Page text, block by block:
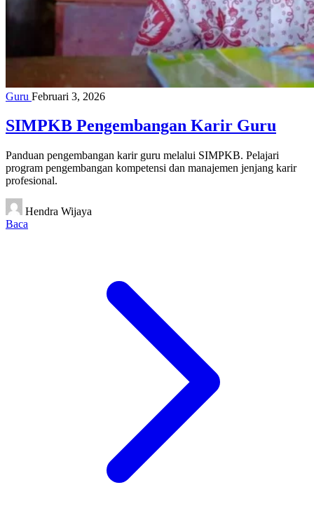
Guru Februari 3, 2026
SIMPKB Pengembangan Karir Guru
Panduan pengembangan karir guru melalui SIMPKB. Pelajari
program pengembangan kompetensi dan manajemen jenjang karir
profesional.
Hendra Wijaya
Baca